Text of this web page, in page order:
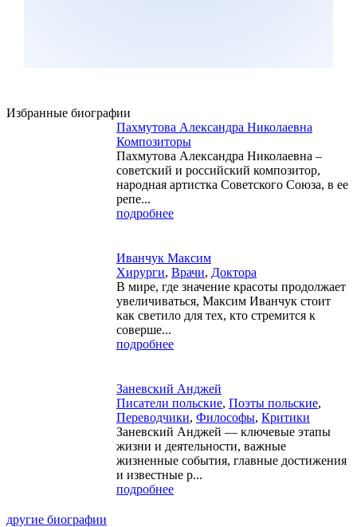
Избранные биографии
Пахмутова Александра Николаевна
Композиторы
Пахмутова Александра Николаевна –
советский и российский композитор,
народная артистка Советского Союза, в ее
репе...
подробнее
Иванчук Максим
Хирурги, Врачи, Доктора
В мире, где значение красоты продолжает
увеличиваться, Максим Иванчук стоит
как светило для тех, кто стремится к
соверше...
подробнее
Заневский Анджей
Писатели польские, Поэты польские,
Переводчики, Философы, Критики
Заневский Анджей — ключевые этапы
жизни и деятельности, важные
жизненные события, главные достижения
и известные р...
подробнее
другие биографии